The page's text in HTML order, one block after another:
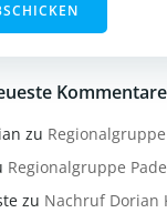
Kommentare
zu
Regionalgruppe
zu Nachruf Dorian